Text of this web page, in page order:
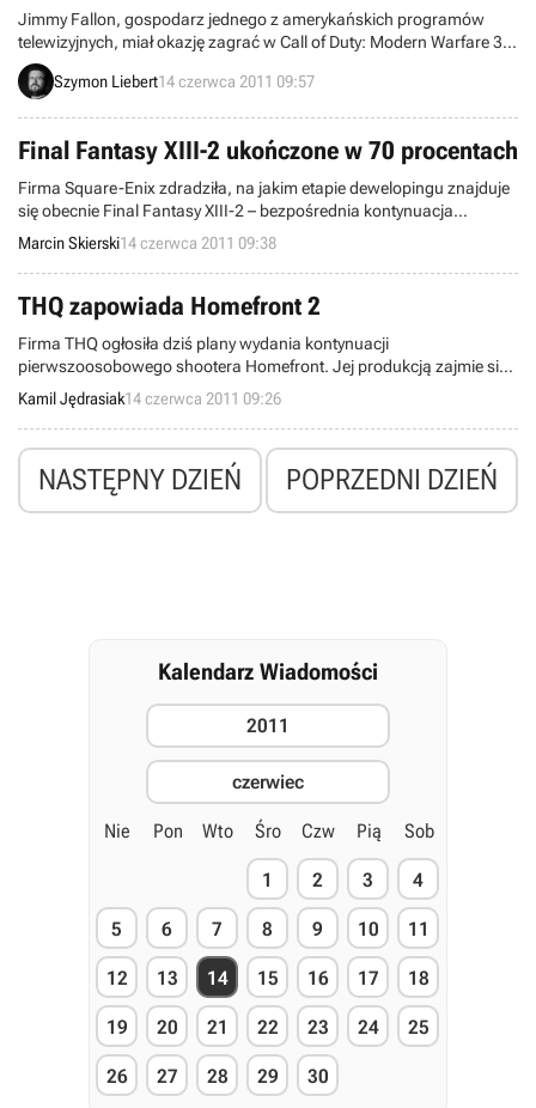
Jimmy Fallon, gospodarz jednego z amerykańskich programów
telewizyjnych, miał okazję zagrać w Call of Duty: Modern Warfare 3.
Prezenter spędził na antenie kilka minut z produkcją studia Infinity
Ward i firmy Activision, dzięki czemu możemy ponownie zobaczyć ją
Szymon Liebert14 czerwca 2011 09:57
Final Fantasy XIII-2 ukończone w 70 procentach
Firma Square-Enix zdradziła, na jakim etapie dewelopingu znajduje
się obecnie Final Fantasy XIII-2 – bezpośrednia kontynuacja
„trzynastki”. Oprócz tego dowiedzieliśmy się kilku szczegółów na
temat systemu dialogów i postaci występujących w grze.
Marcin Skierski14 czerwca 2011 09:38
THQ zapowiada Homefront 2
Firma THQ ogłosiła dziś plany wydania kontynuacji
pierwszoosobowego shootera Homefront. Jej produkcją zajmie się
studio THQ Montreal, które wczoraj przejęło odpowiedzialność za
rozwój marki po zlikwidowanym przez wydawcę Kaos Studios.
Kamil Jędrasiak14 czerwca 2011 09:26
NASTĘPNY DZIEŃ POPRZEDNI DZIEŃ
Kalendarz Wiadomości
2011
czerwiec
Nie Pon Wto Śro Czw Pią Sob
1 2 3 4
5 6 7 8 9 10 11
12 13 14 15 16 17 18
19 20 21 22 23 24 25
26 27 28 29 30